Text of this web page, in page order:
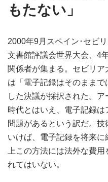
もたない」
2000年9月スペイン･セビ
文書館評議会世界大会、4
関係者が集まる。セビリ
は「電子記録はそのまま
した決議が採択された。
時代とはいえ、電子記録
問題があるという訳だ。
いけば、電子記録を将来
上この方法には法外な費
れてはいない。